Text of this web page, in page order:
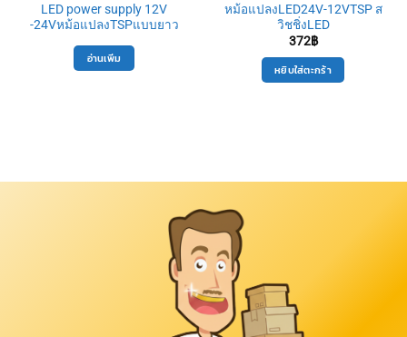
LED power supply 12V
-24Vหม้อแปลงTSPแบบยาว
อ่านเพิ่ม
หม้อแปลงLED24V-12VTSP ส
วิชชิ่งLED
372฿
หยิบใส่ตะกร้า